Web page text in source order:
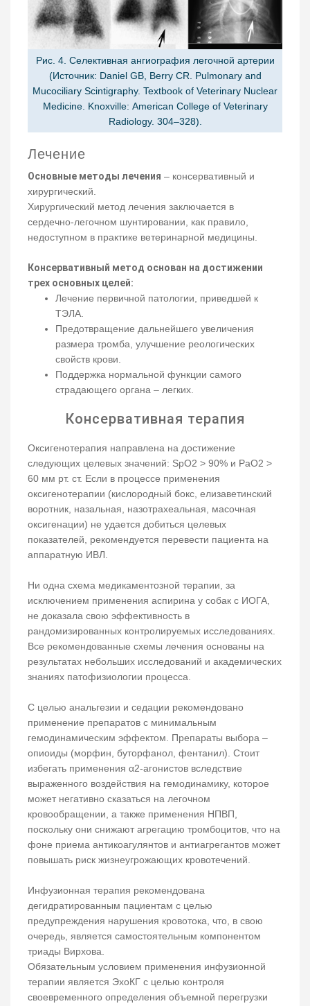
Рис. 4. Селективная ангиография легочной артерии
(Источник: Daniel GB, Berry CR. Pulmonary and
Mucociliary Scintigraphy. Textbook of Veterinary Nuclear
Medicine. Knoxville: American College of Veterinary
Radiology. 304–328).
Лечение
Основные методы лечения – консервативный и
хирургический.
Хирургический метод лечения заключается в
сердечно-легочном шунтировании, как правило,
недоступном в практике ветеринарной медицины.
Консервативный метод основан на достижении
трех основных целей:
Лечение первичной патологии, приведшей к
ТЭЛА.
Предотвращение дальнейшего увеличения
размера тромба, улучшение реологических
свойств крови.
Поддержка нормальной функции самого
страдающего органа – легких.
Консервативная терапия
Оксигенотерапия направлена на достижение
следующих целевых значений: SpO2 > 90% и PaO2 >
60 мм рт. ст. Если в процессе применения
оксигенотерапии (кислородный бокс, елизаветинский
воротник, назальная, назотрахеальная, масочная
оксигенации) не удается добиться целевых
показателей, рекомендуется перевести пациента на
аппаратную ИВЛ.
Ни одна схема медикаментозной терапии, за
исключением применения аспирина у собак с ИОГА,
не доказала свою эффективность в
рандомизированных контролируемых исследованиях.
Все рекомендованные схемы лечения основаны на
результатах небольших исследований и академических
знаниях патофизиологии процесса.
С целью анальгезии и седации рекомендовано
применение препаратов с минимальным
гемодинамическим эффектом. Препараты выбора –
опиоиды (морфин, буторфанол, фентанил). Стоит
избегать применения α2-агонистов вследствие
выраженного воздействия на гемодинамику, которое
может негативно сказаться на легочном
кровообращении, а также применения НПВП,
поскольку они снижают агрегацию тромбоцитов, что на
фоне приема антикоагулянтов и антиагрегантов может
повышать риск жизнеугрожающих кровотечений.
Инфузионная терапия рекомендована
дегидратированным пациентам с целью
предупреждения нарушения кровотока, что, в свою
очередь, является самостоятельным компонентом
триады Вирхова.
Обязательным условием применения инфузионной
терапии является ЭхоКГ с целью контроля
своевременного определения объемной перегрузки